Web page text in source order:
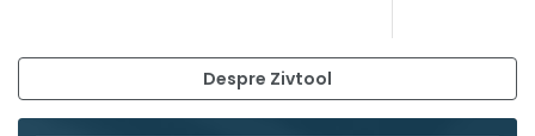
Despre Zivtool